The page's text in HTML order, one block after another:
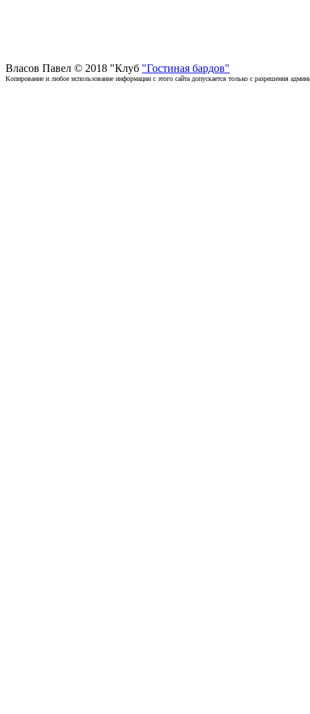
Власов Павел © 2018 "Клуб "Гостиная бардов"
Копирование и любое использование информации с этого сайта допускается только с разрешения